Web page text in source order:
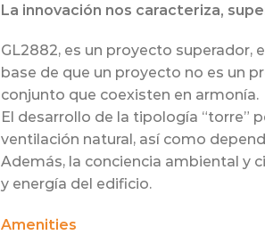
La innovación nos caracteriza,
GL2882, es un proyecto superador,
base de que un proyecto no es un
conjunto que coexisten en armonía.
El desarrollo de la tipología “torre”
ventilación natural, así como
Además, la conciencia ambiental y
y energía del edificio.
Amenities